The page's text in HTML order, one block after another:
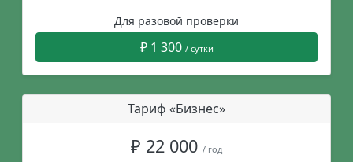
Для разовой проверки
₽ 1 300 / сутки
Тариф «Бизнес»
₽ 22 000 / год